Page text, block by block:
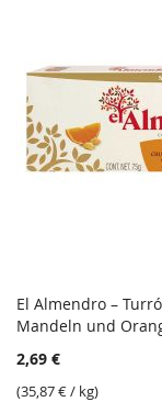
El Almendro –
Mandeln und
2,69 €
(35,87 €/ kg)